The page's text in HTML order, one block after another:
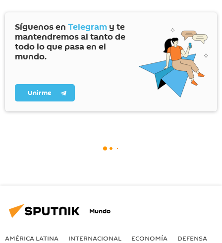
Síguenos en Telegram y te
mantendremos al tanto de
todo lo que pasa en el
mundo.
Unirme
Mundo
AMÉRICA LATINA INTERNACIONAL ECONOMÍA DEFENSA